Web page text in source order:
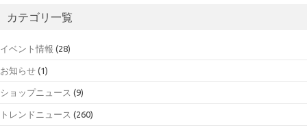
カテゴリ一覧
イベント情報 (28)
お知らせ (1)
ショップニュース (9)
トレンドニュース (260)